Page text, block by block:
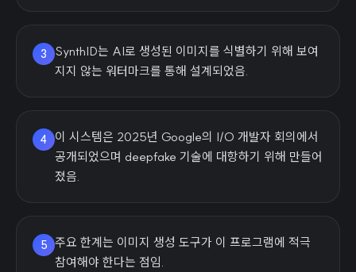
3
SynthID는 AI로 생성된 이미지를 식별하기 위해 보여
지지 않는 워터마크를 통해 설계되었음.
4
이 시스템은 2025년 Google의 I/O 개발자 회의에서
공개되었으며 deepfake 기술에 대항하기 위해 만들어
졌음.
5 주요 한계는 이미지 생성 도구가 이 프로그램에 적극
참여해야 한다는 점임.